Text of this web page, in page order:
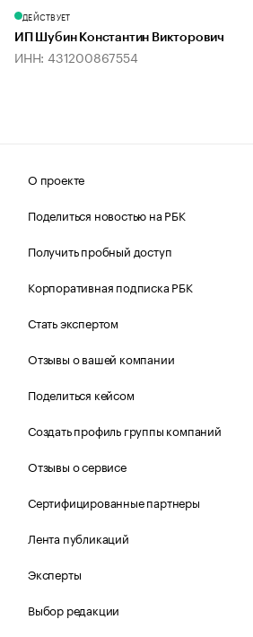
ДЕЙСТВУЕТ
ИП Шубин Константин Викторович
ИНН: 431200867554
О проекте
Поделиться новостью на РБК
Получить пробный доступ
Корпоративная подписка РБК
Стать экспертом
Отзывы о вашей компании
Поделиться кейсом
Создать профиль группы компаний
Отзывы о сервисе
Сертифицированные партнеры
Лента публикаций
Эксперты
Выбор редакции